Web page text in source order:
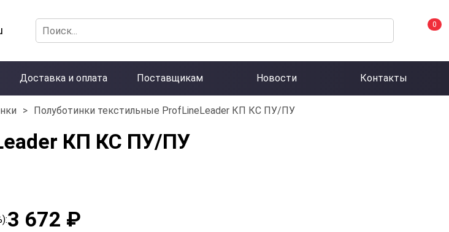
0
Доставка и оплата Поставщикам Новости Контакты
> Полуботинки текстильные ProfLineLeader КП КС ПУ/ПУ
КП КС ПУ/ПУ
3 672 ₽